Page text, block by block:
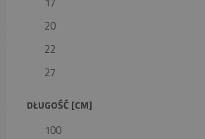
20
22
27
DŁUGOŚĆ [CM]
100